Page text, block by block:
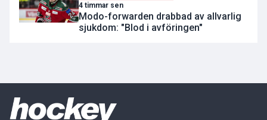
4 timmar sen
Modo-forwarden drabbad av allvarlig
sjukdom: "Blod i avföringen"